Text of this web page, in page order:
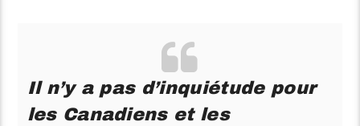
Il n’y a pas d’inquiétude pour
les Canadiens et les